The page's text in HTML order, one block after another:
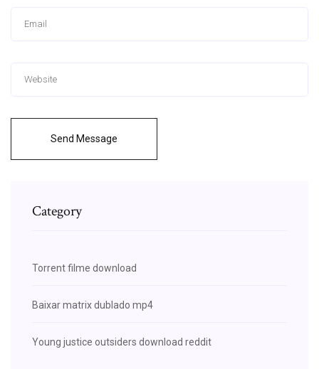
Send Message
Category
Torrent filme download
Baixar matrix dublado mp4
Young justice outsiders download reddit